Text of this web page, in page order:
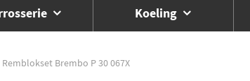
Koeling
Remblokset Brembo P 30 067X